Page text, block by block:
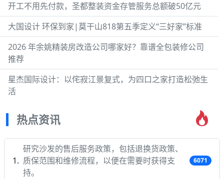
开工不用先付款，圣都整装资金存管服务总额破50亿元
大国设计 环保到家|莫干山818第五季定义“三好家”标准
2026 年余姚精装房改造公司哪家好？靠谱全包装修公司
推荐
星杰国际设计：以侘寂江景复式，为四口之家打造松弛生
活
热点资讯
研究沙发的售后服务政策，包括退换货政策、
质保范围和维修流程，以便在需要时获得支
持。
6071